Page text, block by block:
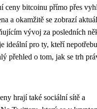
ceny bitcoinu přímo přes
a okamžitě se zobrazí
vývoj za posledních
ideální pro ty, kteří
přehled o tom, jak se trh
hrají také sociální sítě a